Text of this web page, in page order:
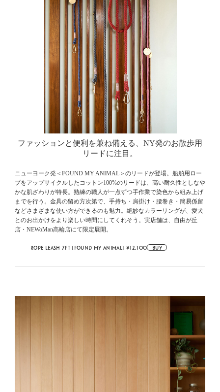
ファッションと便利を兼ね備える、 NY発のお散歩用
リードに注目。
ニューヨーク発＜FOUND MY ANIMAL＞のリードが登場。船舶用ロー
プをアップサイクルしたコットン100%のリードは、高い耐久性としなや
かな肌ざわりが特長。熟練の職人が一点ずつ手作業で染色から組み上げ
までを行う。金具の留め方次第で、手持ち・肩掛け・腰巻き・簡易係留
などさまざまな使い方ができるのも魅力。絶妙なカラーリングが、愛犬
とのお出かけをより楽しい時間にしてくれそう。実店舗は、自由が丘
店・NEWoMan高輪店にて限定展開。
ROPE LEASH 7FT [FOUND MY ANIMAL] ¥12,100 BUY